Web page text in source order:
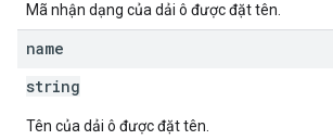
Mã nhận dạng của dải ô được đặt tên.
name
string
Tên của dải ô được đặt tên.